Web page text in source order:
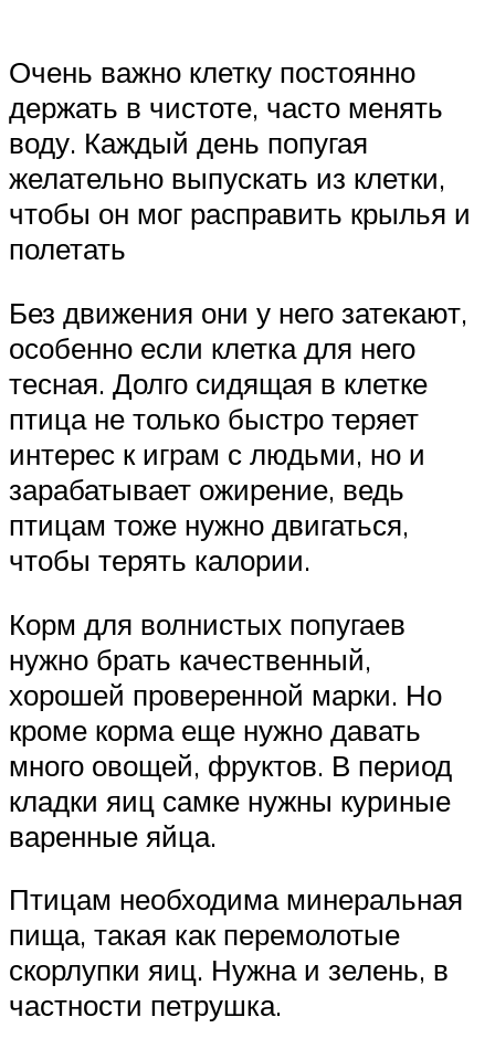
Очень важно клетку постоянно
держать в чистоте, часто менять
воду. Каждый день попугая
желательно выпускать из клетки,
чтобы он мог расправить крылья и
полетать
Без движения они у него затекают,
особенно если клетка для него
тесная. Долго сидящая в клетке
птица не только быстро теряет
интерес к играм с людьми, но и
зарабатывает ожирение, ведь
птицам тоже нужно двигаться,
чтобы терять калории.
Корм для волнистых попугаев
нужно брать качественный,
хорошей проверенной марки. Но
кроме корма еще нужно давать
много овощей, фруктов. В период
кладки яиц самке нужны куриные
варенные яйца.
Птицам необходима минеральная
пища, такая как перемолотые
скорлупки яиц. Нужна и зелень, в
частности петрушка.